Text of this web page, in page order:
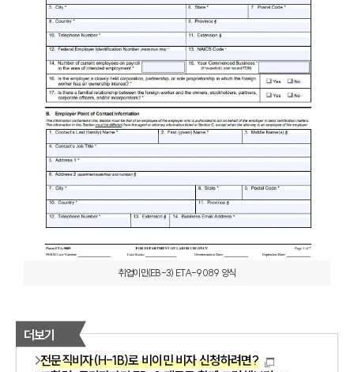
취업이민(EB-3) ETA-9089 양식
더보기
전문직비자(H-1B)로 비이민 비자 신청하려면?